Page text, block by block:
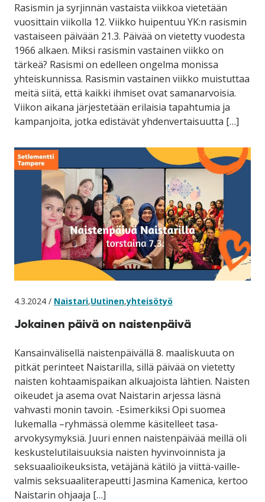
Rasismin ja syrjinnän vastaista viikkoa vietetään
vuosittain viikolla 12. Viikko huipentuu YK:n rasismin
vastaiseen päivään 21.3. Päivää on vietetty vuodesta
1966 alkaen. Miksi rasismin vastainen viikko on
tärkeä? Rasismi on edelleen ongelma monissa
yhteiskunnissa. Rasismin vastainen viikko muistuttaa
meitä siitä, että kaikki ihmiset ovat samanarvoisia.
Viikon aikana järjestetään erilaisia tapahtumia ja
kampanjoita, jotka edistävät yhdenvertaisuutta […]
4.3.2024 / Naistari,Uutinen,yhteisötyö
Jokainen päivä on naistenpäivä
Kansainvälisellä naistenpäivällä 8. maaliskuuta on
pitkät perinteet Naistarilla, sillä päivää on vietetty
naisten kohtaamispaikan alkuajoista lähtien. Naisten
oikeudet ja asema ovat Naistarin arjessa läsnä
vahvasti monin tavoin. -Esimerkiksi Opi suomea
lukemalla –ryhmässä olemme käsitelleet tasa-
arvokysymyksiä. Juuri ennen naistenpäivää meillä oli
keskustelutilaisuuksia naisten hyvinvoinnista ja
seksuaalioikeuksista, vetäjänä kätilö ja viittä-vaille-
valmis seksuaaliterapeutti Jasmina Kamenica, kertoo
Naistarin ohjaaja […]